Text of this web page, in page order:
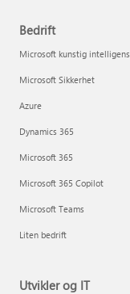
Bedrift
Microsoft kunstig intelligens
Microsoft Sikkerhet
Azure
Dynamics 365
Microsoft 365
Microsoft 365 Copilot
Microsoft Teams
Liten bedrift
Utvikler og IT